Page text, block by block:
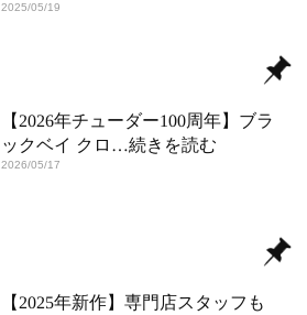
2025/05/19
【2026年チューダー100周年】ブラ
ックベイ クロ …続きを読む
2026/05/17
【2025年新作】専門店スタッフも